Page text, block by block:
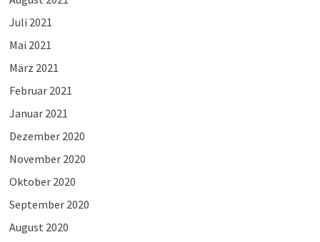
Juli 2021
Mai 2021
März 2021
Februar 2021
Januar 2021
Dezember 2020
November 2020
Oktober 2020
September 2020
August 2020